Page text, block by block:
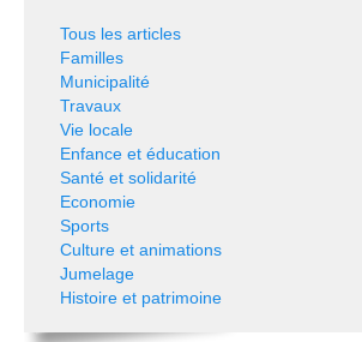
Tous les articles
Familles
Municipalité
Travaux
Vie locale
Enfance et éducation
Santé et solidarité
Economie
Sports
Culture et animations
Jumelage
Histoire et patrimoine